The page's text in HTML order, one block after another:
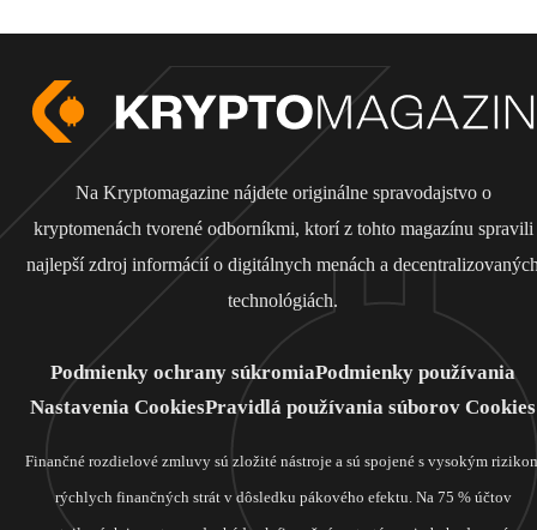
Na Kryptomagazine nájdete originálne spravodajstvo o
kryptomenách tvorené odborníkmi, ktorí z tohto magazínu spravili
najlepší zdroj informácií o digitálnych menách a
technológiách.
Podmienky ochrany súkromiaPodmienky používania
Nastavenia CookiesPravidlá používania súborov Cookies
Finančné rozdielové zmluvy sú zložité nástroje a sú spojené s vysokým
rýchlych finančných strát v dôsledku pákového efektu. Na 75 % účtov